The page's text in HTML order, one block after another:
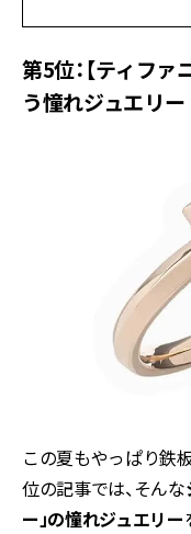
第5位：【ティファ
う憧れジュエリー
この夏もやっぱり鉄
位の記事では、そんな
ー」の憧れジュエリー